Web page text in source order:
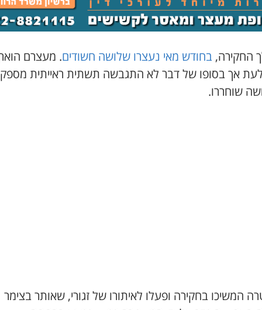
החקירה,בחודש מאי נעצרו שלושה חשודים. מעצרם
אך בסופו של דבר לא התגבשה תשתית ראייתית
שוחררו.
המשיכו בחקירה ופעלו לאיתורו של זגורי, שאותר בצימר